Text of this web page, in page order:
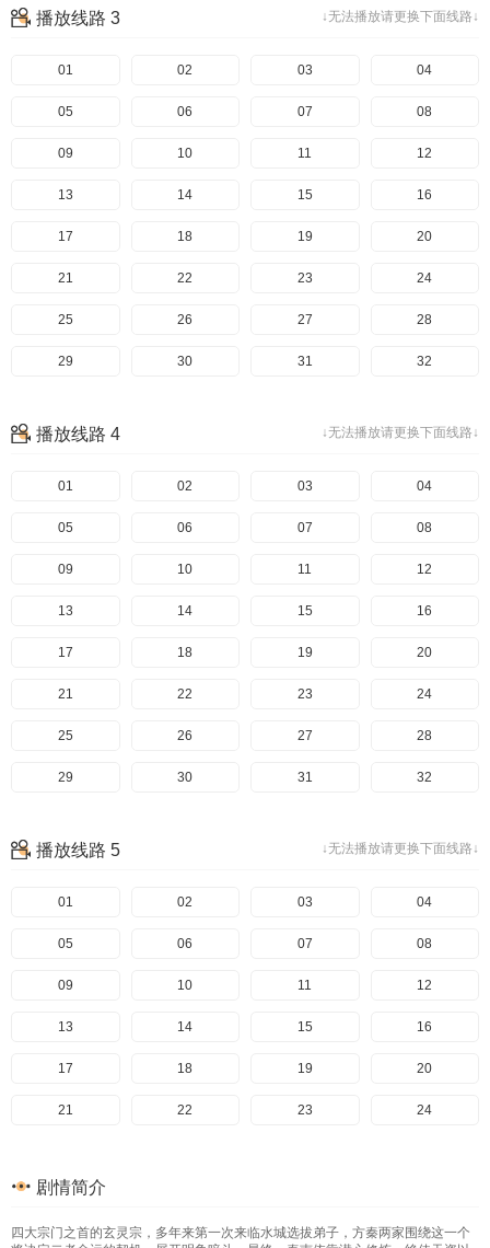
77
81 82 83 84
85 86 87 88
89 90 91 92
93 94 95 96
97 98 99 100
101 102 103 104
105 106 107 108
109 110 111 112
117
121 122 123 124
125 126 127 128
129 130 131 132
133 134 135 136
137 138 139 140
141 142 143 144
145 146 147 148
149 150 151 152
157
161 162 163 164
165 166 167 168
169 170 171 172
173 174 175 176
177 178 179 180
181
37
41 42 43 44
45 46 47 48
49 50 51 52
53 54 55 56
57 58 59 60
61 62 63 64
65 66 67 68
69 70 71 72
77
81 82 83 84
85 86 87 88
89 90 91 92
93 94 95 96
97 98 99 100
101 102 103 104
105 106 107 108
109 110 111 112
117
121 122 123 124
125 126 127 128
129 130 131 132
133 134 135 136
137 138 139 140
141 142 143 144
149
153 154 155 156
↓无法播放请更换下面线路↓
播放线路 3
01 02 03 04
05 06 07 08
09 10 11 12
13 14 15 16
17 18 19 20
21 22 23 24
25 26 27 28
29 30 31 32
37
41 42 43 44
45 46 47 48
49 50 51 52
53 54 55 56
57 58 59 60
61 62 63 64
65 66 67 68
69 70 71 72
77
81 82 83 84
85 86 87 88
89 90 91 92
93 94 95 96
97 98 99 100
101 102 103 104
109
113 114 115 116
↓无法播放请更换下面线路↓
播放线路 4
01 02 03 04
05 06 07 08
09 10 11 12
13 14 15 16
17 18 19 20
21 22 23 24
25 26 27 28
29 30 31 32
37
41 42 43 44
45 46 47 48
49 50 51 52
53 54 55 56
57 58 59 60
61 62 63 64
69
73 74 75 76
↓无法播放请更换下面线路↓
播放线路 5
01 02 03 04
05 06 07 08
09 10 11 12
13 14 15 16
17 18 19 20
21 22 23 24
剧情简介
四大宗门之首的玄灵宗，多年来第一次来临水城选拔弟子，方秦两家围绕这一个